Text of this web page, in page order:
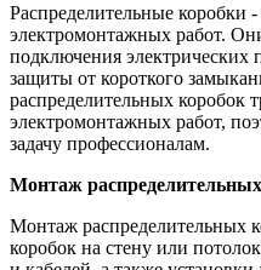
Распределительные коробки
электромонтажных работ.
подключения электрических
защиты от короткого
распределительных коробок
электромонтажных работ,
задачу профессионалам.
Монтаж
Монтаж распределительных
коробок на стену или